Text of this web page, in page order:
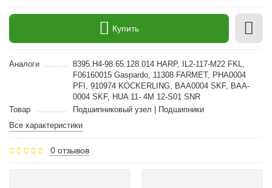
Купить
Аналоги
8395.H4-98.65.128.014 HARP, IL2-117-M22 FKL,
F06160015 Gaspardo, 11308 FARMET, PHA0004
PFI, 910974 KOCKERLING, BAA0004 SKF, BAA-
0004 SKF, HUA 11- 4M 12-S01 SNR
Товар
Подшипниковый узел | Подшипники
Все характеристики
0 отзывов